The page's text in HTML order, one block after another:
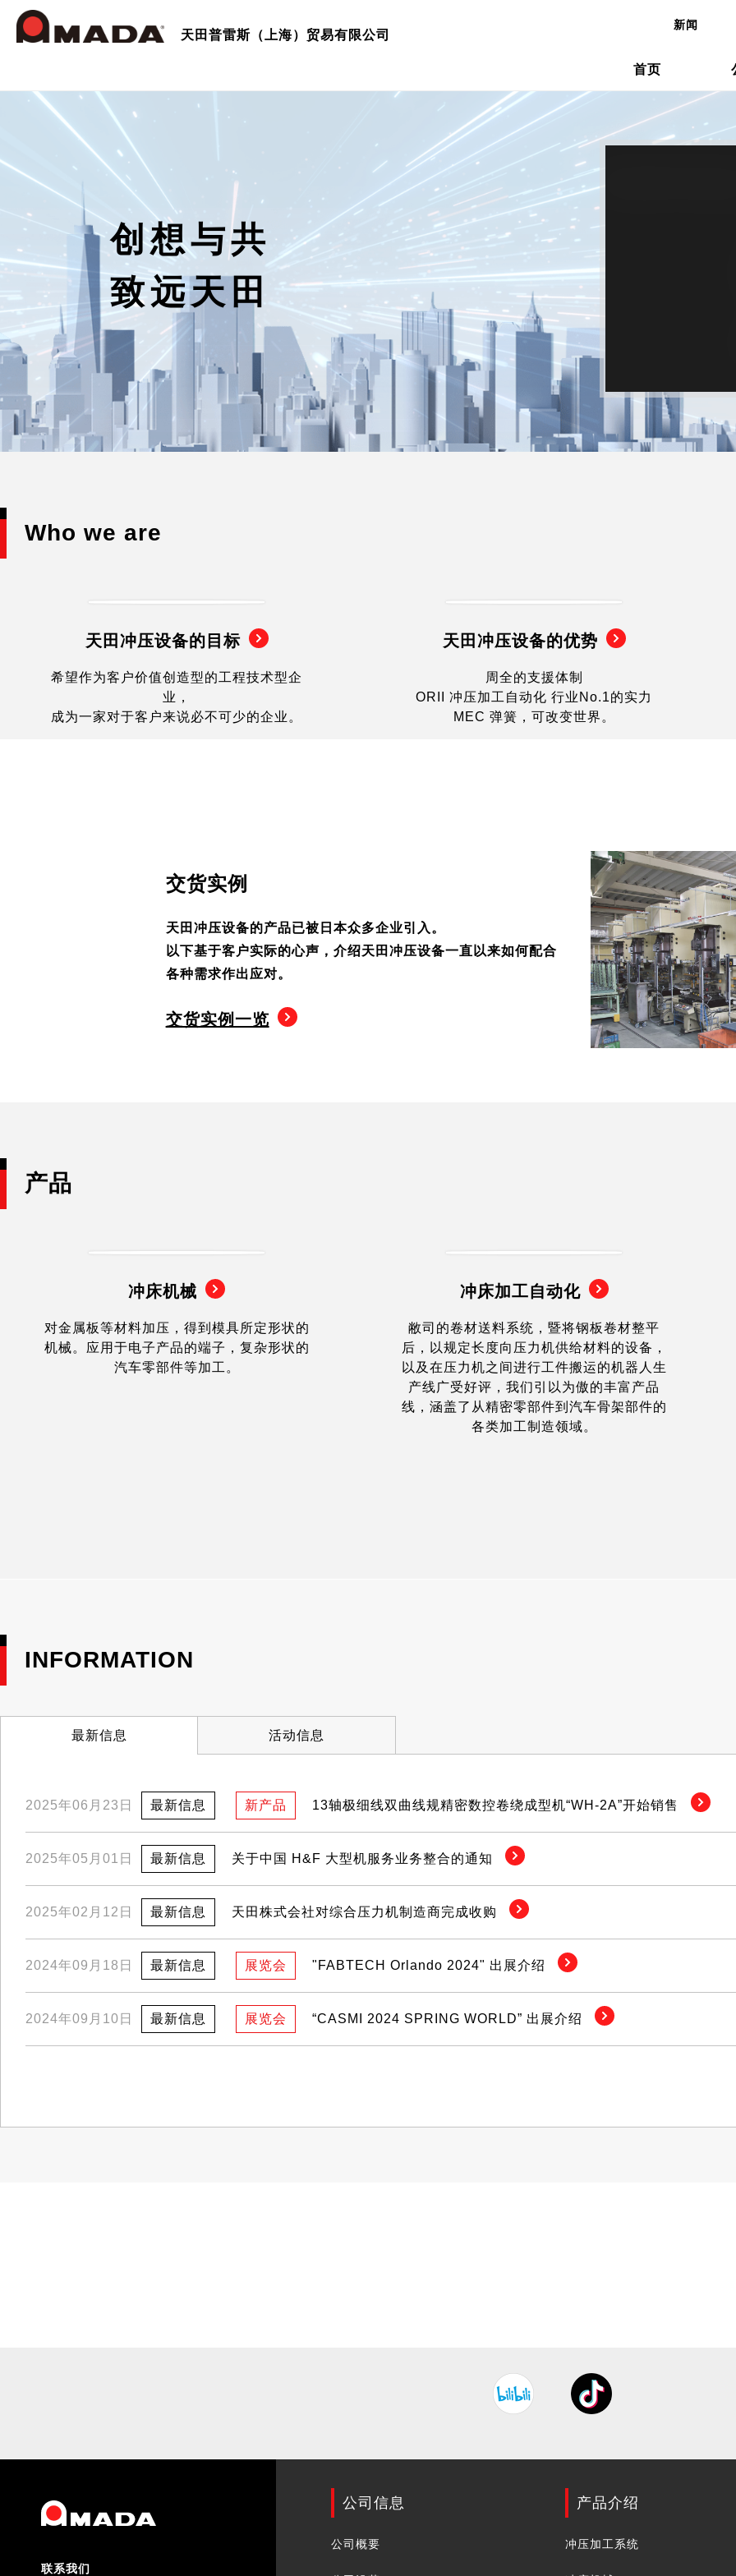
天田普雷斯（上海）贸易有限公司
新闻
首页
公司沿革
可持续发展（环境与社会贡献活动）
日本网点(冲压机械事业)
冲床机械
冲床加工自动化
天田冲压设备的目标 天田冲压
业务介绍
创想与共
致远天田
Who we are
天田冲压设备的目标
希望作为客户价值创造型的工程技术型企
业，
成为一家对于客户来说必不可少的企业。
天田冲压设备的优势
周全的支援体制
ORII 冲压加工自动化 行业No.1的实力
MEC 弹簧，可改变世界。
交货实例
天田冲压设备的产品已被日本众多企业引入。
以下基于客户实际的心声，介绍天田冲压设备一直以来如何配合
各种需求作出应对。
交货实例一览
产品
冲床机械
对金属板等材料加压，得到模具所定形状的
机械。应用于电子产品的端子，复杂形状的
汽车零部件等加工。
冲床加工自动化
敝司的卷材送料系统，暨将钢板卷材整平
后，以规定长度向压力机供给材料的设备，
以及在压力机之间进行工件搬运的机器人生
产线广受好评，我们引以为傲的丰富产品
线，涵盖了从精密零部件到汽车骨架部件的
各类加工制造领域。
INFORMATION
最新信息
2025年06月23日 最新信息 新产品 13轴极细线双曲线规精密数控卷绕成型机“WH-2A”开始销售
2025年05月01日 最新信息 关于中国 H&F 大型机服务业务整合的通知
2025年02月12日 最新信息 天田株式会社对综合压力机制造商完成收购
2024年09月18日 最新信息 展览会 "FABTECH Orlando 2024" 出展介绍
2024年09月10日 最新信息 展览会 “CASMI 2024 SPRING WORLD” 出展介绍
活动信息
联系我们
公司信息
公司概要
产品介绍
冲压加工系统